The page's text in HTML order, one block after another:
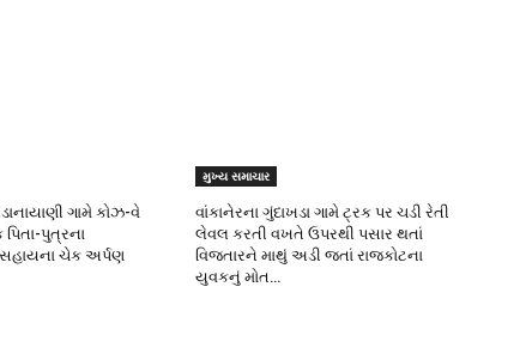
ગામે કોઝ-વે
પિતા-પુત્રના
સહાયના ચેક અર્પણ
મુખ્ય સમાચાર
વાંકાનેરના ગુંદાખડા ગામે ટ્રક પર ચડી રેતી
લેવલ કરતી વખતે ઉપરથી પસાર થતાં
વિજતારને માથું અડી જતાં રાજકોટના
યુવકનું મોત…